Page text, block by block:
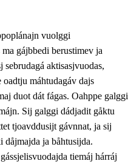
ja ávddama hárráj
vuolggi
gájbbedi berustimev ja
aktisasjvuodas,
máhtudagáv dajs
duot dát fágas. Oahppe galggi
Sij galggi dádjadit gåktu
tjoavddusijt gávnnat, ja sij
dåjmajda ja båhtusijda.
tiemáj hárráj